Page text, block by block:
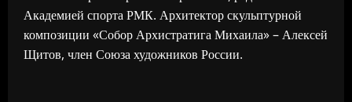
Академией спорта РМК. Архитектор скульптурной
композиции «Собор Архистратига Михаила» – Алексей
Щитов, член Союза художников России.